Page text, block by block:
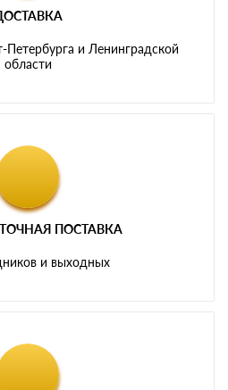
и Ленинградской
области
ПОСТАВКА
и выходных